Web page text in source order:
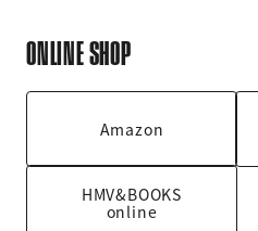
ONLINE SHOP
Amazon
HMV&BOOKS
online